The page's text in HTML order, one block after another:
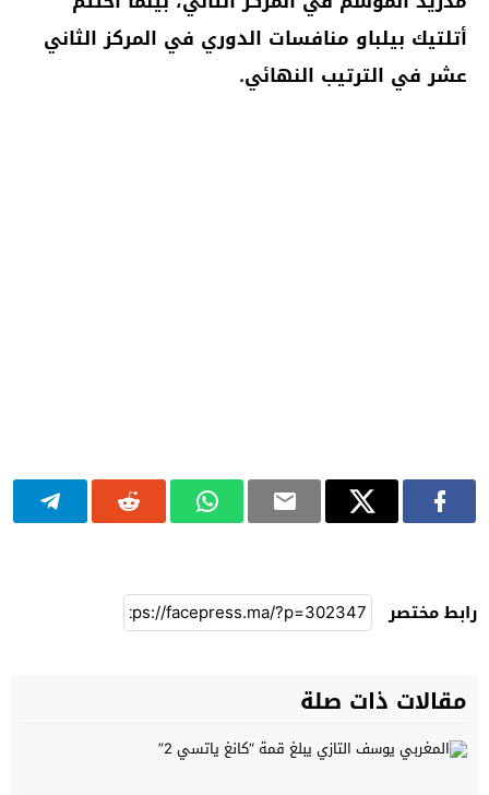
أتلتيك بيلباو منافسات الدوري في المركز الثاني
عشر في الترتيب النهائي.
رابط مختصر
مقالات ذات صلة